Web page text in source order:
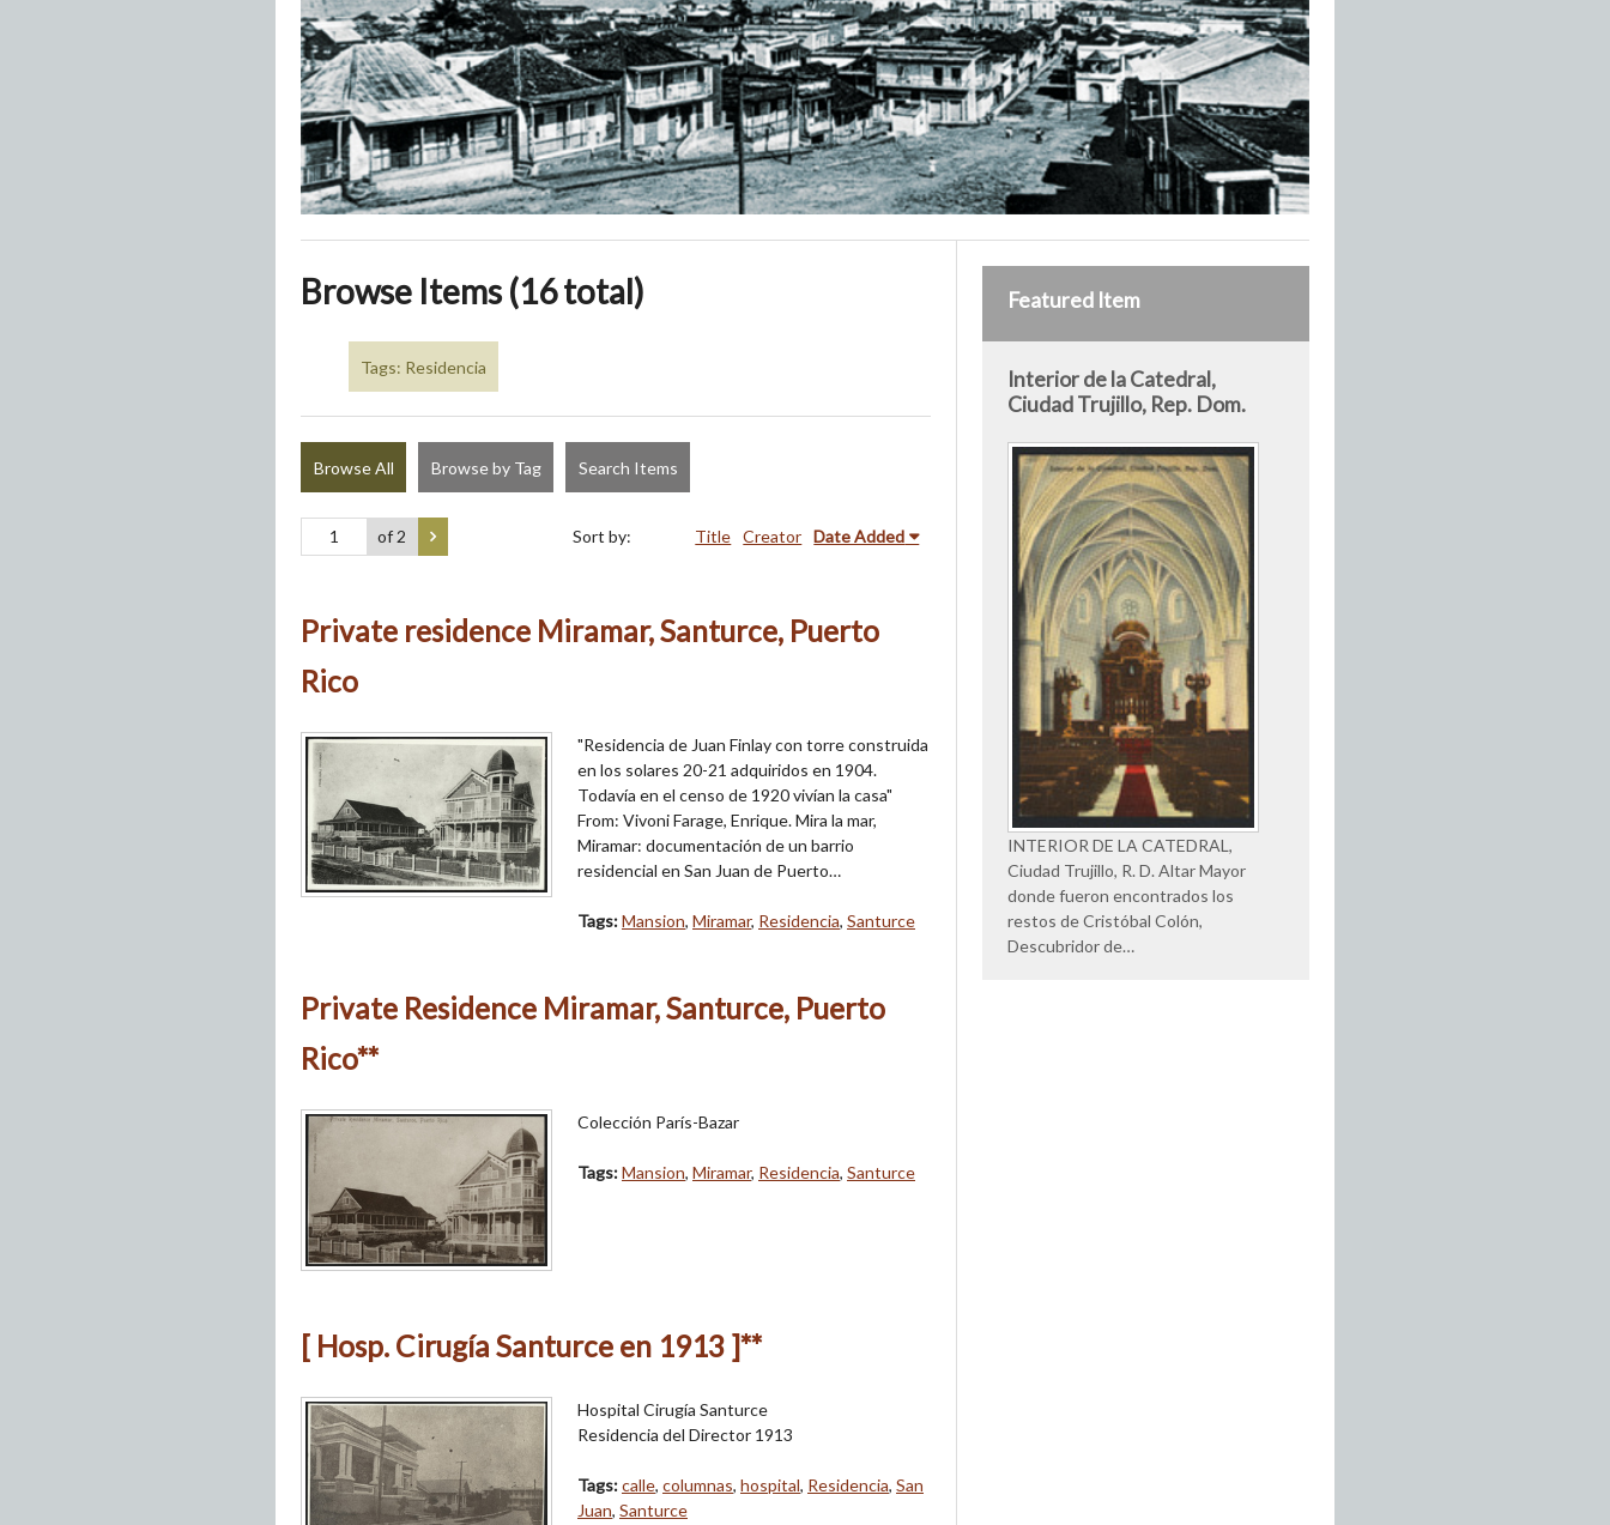
Browse Items (16 total)
Tags: Residencia
Browse All Browse by Tag Search Items
of 2 Sort by: Title Creator Date Added
Private residence Miramar, Santurce, Puerto
Rico
"Residencia de Juan Finlay con torre construida
en los solares 20-21 adquiridos en 1904.
Todavía en el censo de 1920 vivían la casa"
From: Vivoni Farage, Enrique. Mira la mar,
Miramar: documentación de un barrio
residencial en San Juan de Puerto…
Tags:Mansion, Miramar, Residencia, Santurce
Private Residence Miramar, Santurce, Puerto
Rico**
Colección París-Bazar
Tags:Mansion, Miramar, Residencia, Santurce
[ Hosp. Cirugía Santurce en 1913 ]**
Hospital Cirugía Santurce
Residencia del Director 1913
Tags:calle, columnas, hospital, Residencia, San
Juan, Santurce
Featured Item
Interior de la Catedral,
Ciudad Trujillo, Rep. Dom.
INTERIOR DE LA CATEDRAL,
Ciudad Trujillo, R. D. Altar Mayor
donde fueron encontrados los
restos de Cristóbal Colón,
Descubridor de…